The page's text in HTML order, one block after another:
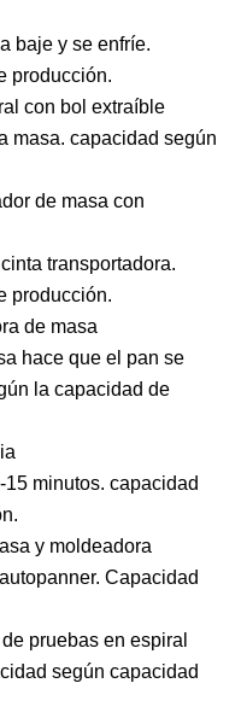
baje y se enfríe.
producción.
con bol extraíble
masa. capacidad según
de masa con
transportadora.
producción.
​​de masa
hace que el pan se
la capacidad de
minutos. capacidad
y moldeadora
Capacidad
pruebas en espiral
según capacidad